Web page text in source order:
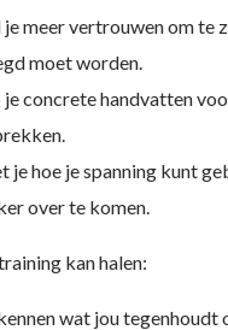
je meer vertrouwen om te
moet worden.
je concrete handvatten
je hoe je spanning kunt
over te komen.
kan halen:
wat jou tegenhoudt